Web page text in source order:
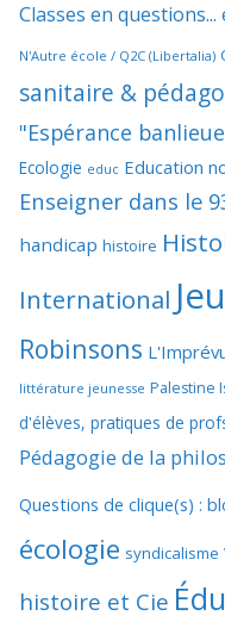
Classes en
N'Autre école / Q2C (Libertalia)
sanitaire &
"Espérance
Ecologie educ Education
Enseigner dans le
handicap histoire
International
Robinsons
littérature jeunesse Palestine
d'élèves, pratiques de
Pédagogie de la
Questions de clique(s) :
écologie syndicalisme
histoire et Cie